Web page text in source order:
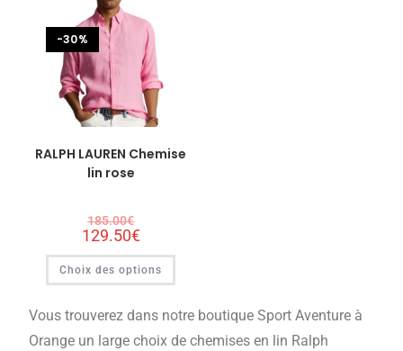
-30%
RALPH LAUREN Chemise
lin rose
185.00€
129.50€
Choix des options
Vous trouverez dans notre boutique Sport Aventure à
Orange un large choix de chemises en lin Ralph